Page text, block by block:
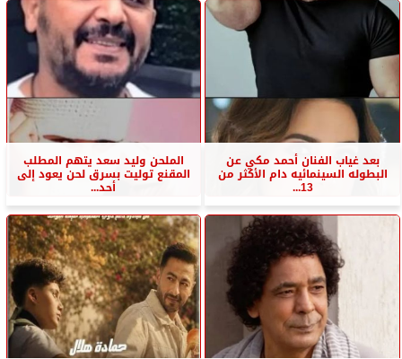
بعد غياب الفنان أحمد مكي عن
البطوله السينمائيه دام الأكثر من
13...
الملحن وليد سعد يتهم المطلب
المقنع توليت بسرق لحن يعود إلى
أحد...